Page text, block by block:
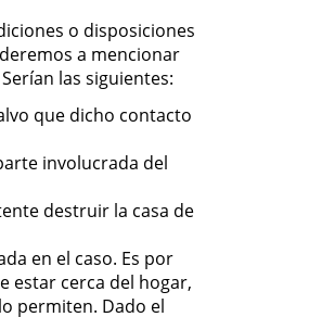
o disposiciones
a mencionar
las siguientes:
que dicho contacto
involucrada del
destruir la casa de
en el caso. Es por
estar cerca del hogar,
permiten. Dado el